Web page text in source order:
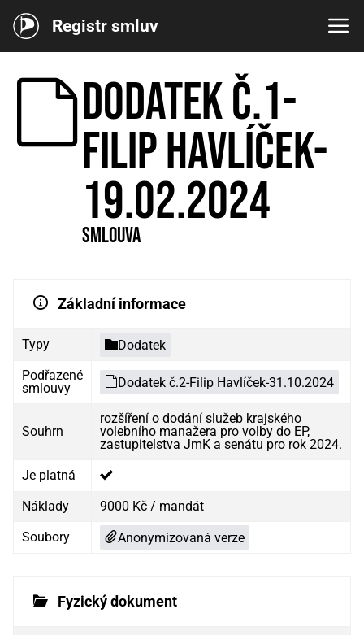
Registr smluv
Dodatek č.1-
Filip Havlíček-
19.02.2024
Smlouva
Základní informace
Typy
Dodatek
Podřazené
smlouvy
Dodatek č.2-Filip Havlíček-31.10.2024
Souhrn
rozšíření o dodání služeb krajského
volebního manažera pro volby do EP,
zastupitelstva JmK a senátu pro rok 2024.
Je platná
Náklady
9000 Kč / mandát
Soubory
Anonymizovaná verze
Fyzický dokument